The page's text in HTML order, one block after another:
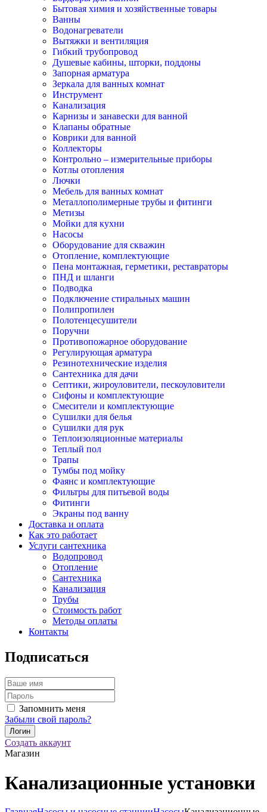
Бытовая химия и хозяйственные товары
Ванны
Водонагреватели
Вытяжки и вентиляция
Гибкий трубопровод
Душевые кабины, шторки, поддоны
Запорная арматура
Зеркала для ванных комнат
Инструмент
Канализация
Карнизы и занавески для ванной
Клапаны обратные
Коврики для ванной
Коллекторы
Контрольно – измерительные приборы
Котлы отопления
Лючки
Мебель для ванных комнат
Металлополимерные трубы и фитинги
Метизы
Мойки для кухни
Насосы
Оборудование для скважин
Отопление, комплектующие
Пена монтажная, герметики, реставраторы
ПНД и шланги
Подводка
Подключение стиральных машин
Полипропилен
Полотенцесушители
Поручни
Противопожарное оборудование
Регулирующая арматура
Резинотехнические изделия
Сантехника для дачи
Септики, жироуловители, пескоуловители
Сифоны и комплектующие
Смесители и комплектующие
Сушилки для белья
Сушилки для рук
Теплоизоляционные материалы
Теплый пол
Трапы
Тумбы под мойку
Фаянс и комплектующие
Фильтры для питьевой воды
Фитинги
Экраны под ванну
Доставка и оплата
Как это работает
Услуги сантехника
Водопровод
Отопление
Сантехника
Канализация
Трубы
Стоимость работ
Методы оплаты
Контакты
Подписаться
Запомнить меня
Забыли свой пароль?
Создать аккаунт
Магазин
Канализационные установки